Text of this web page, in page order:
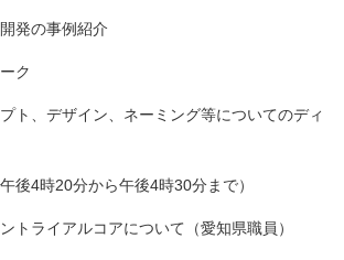
の事例紹介
ク
デザイン、ネーミング等についてのディ
時20分から午後4時30分まで）
イアルコアについて（愛知県職員）